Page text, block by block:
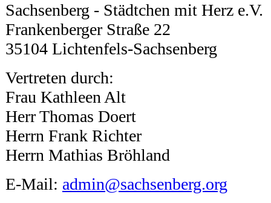
Sachsenberg - Städtchen mit Herz e.V.
Frankenberger Straße 22
35104 Lichtenfels-Sachsenberg
Vertreten durch:
Frau Kathleen Alt
Herr Thomas Doert
Herrn Frank Richter
Herrn Mathias Bröhland
E-Mail: admin@sachsenberg.org